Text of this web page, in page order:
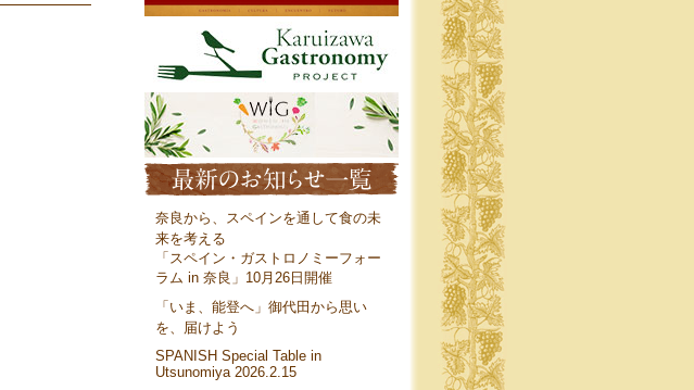
奈良から、スペインを通して食の未
来を考える
「スペイン・ガストロノミーフォー
ラム in 奈良」10月26日開催
「いま、能登へ」御代田から思い
を、届けよう
SPANISH Special Table in
Utsunomiya 2026.2.15